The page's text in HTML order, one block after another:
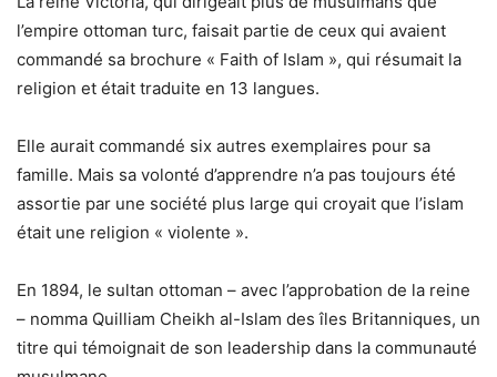
l’empire ottoman turc, faisait partie de ceux qui avaient
commandé sa brochure « Faith of Islam », qui résumait la
religion et était traduite en 13 langues.
Elle aurait commandé six autres exemplaires pour sa
famille. Mais sa volonté d’apprendre n’a pas toujours été
assortie par une société plus large qui croyait que l’islam
était une religion « violente ».
En 1894, le sultan ottoman – avec l’approbation de la reine
– nomma Quilliam Cheikh al-Islam des îles Britanniques, un
titre qui témoignait de son leadership dans la communauté